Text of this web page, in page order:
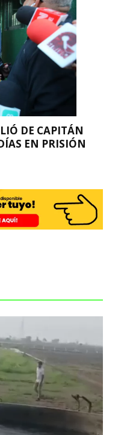
DE CAPITÁN
EN PRISIÓN